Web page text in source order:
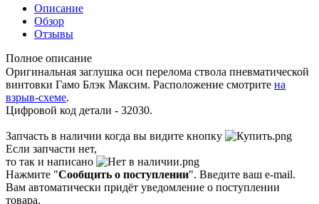
Описание
Обзор
Отзывы
Полное описание
Оригинальная заглушка оси перелома ствола пневматической
винтовки Гамо Блэк Максим. Расположение смотрите на
взрыв-схеме.
Цифровой код детали - 32030.
Запчасть в наличии когда вы видите кнопку
Если запчасти нет,
то так и написано
Нажмите "Сообщить о поступлении". Введите ваш e-mail.
Вам автоматически придёт уведомление о поступлении
товара.